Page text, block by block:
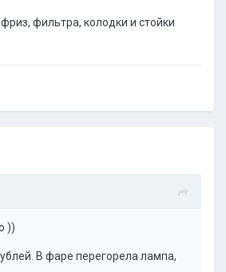
фильтра, колодки и стойки
))
В фаре перегорела лампа,